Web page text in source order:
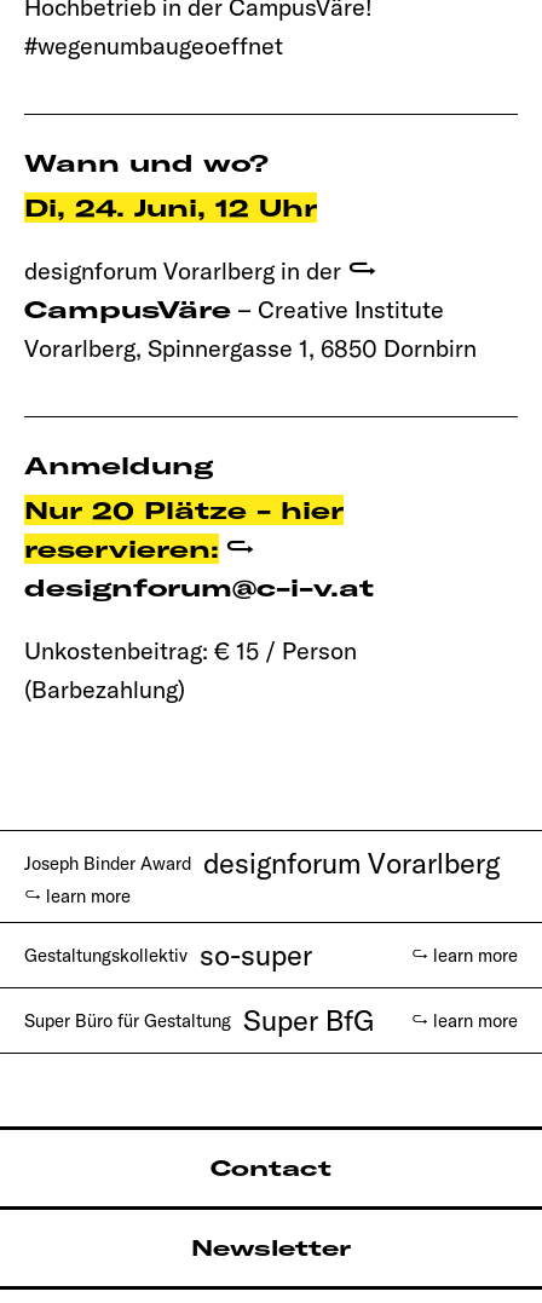
Wann und wo?
Di, 24. Juni, 12 Uhr
designforum Vorarlberg in der
CampusVäre – Creative Institute
Vorarlberg, Spinnergasse 1, 6850 Dornbirn
Anmeldung
Nur 20 Plätze - hier
reservieren:
designforum@c-i-v.at
Unkostenbeitrag: € 15 / Person
(Barbezahlung)
Hochbetrieb in der CampusVäre!
#wegenumbaugeoeffnet
Joseph Binder Award designforum Vorarlberg
↪ learn more
Gestaltungskollektiv so-super ↪ learn more
Super Büro für Gestaltung Super BfG ↪ learn more
Contact
Newsletter